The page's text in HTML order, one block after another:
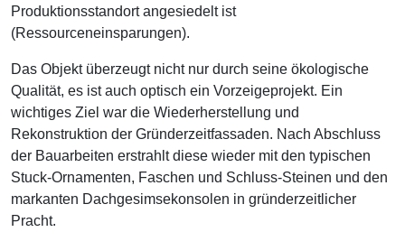
Produktionsstandort angesiedelt ist
(Ressourceneinsparungen).
Das Objekt überzeugt nicht nur durch seine ökologische
Qualität, es ist auch optisch ein Vorzeigeprojekt. Ein
wichtiges Ziel war die Wiederherstellung und
Rekonstruktion der Gründerzeitfassaden. Nach Abschluss
der Bauarbeiten erstrahlt diese wieder mit den typischen
Stuck-Ornamenten, Faschen und Schluss-Steinen und den
markanten Dachgesimsekonsolen in gründerzeitlicher
Pracht.